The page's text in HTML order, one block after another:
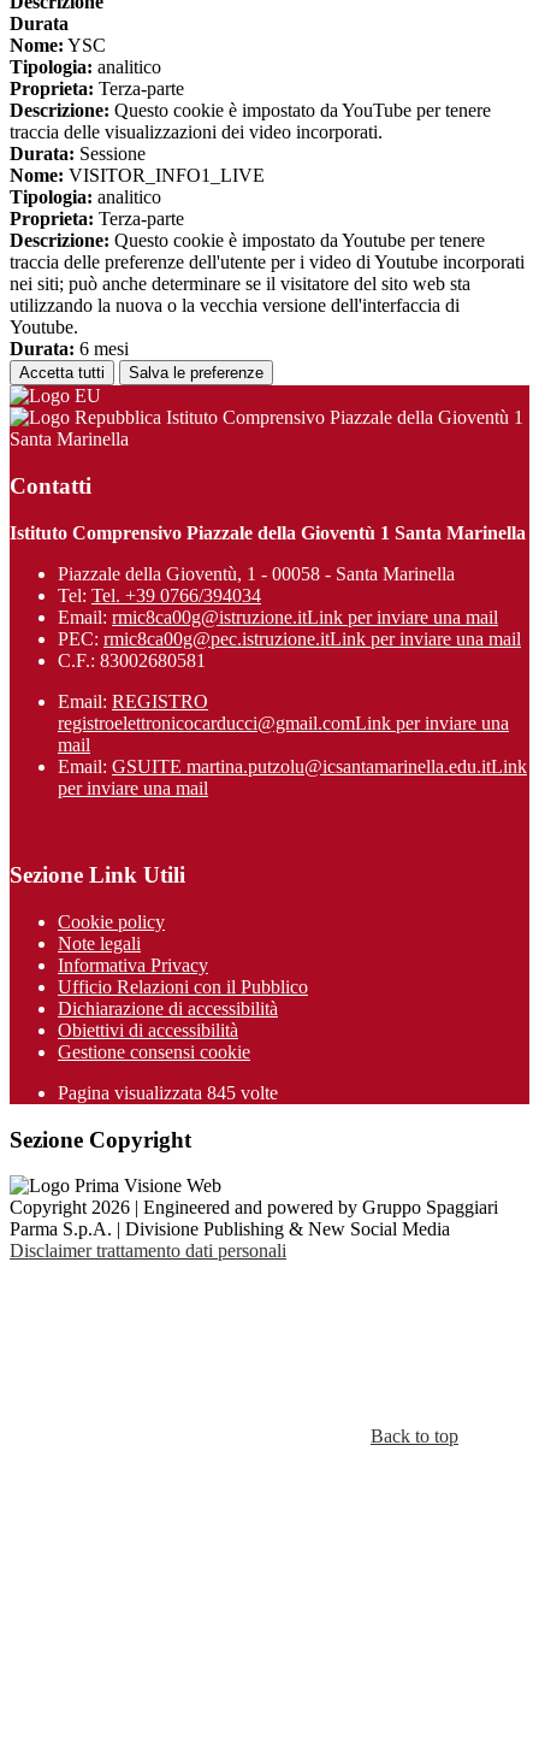
Durata
Nome: YSC
Tipologia: analitico
Proprieta: Terza-parte
Descrizione: Questo cookie è impostato da YouTube per tenere
traccia delle visualizzazioni dei video incorporati.
Durata: Sessione
Nome: VISITOR_INFO1_LIVE
Tipologia: analitico
Proprieta: Terza-parte
Descrizione: Questo cookie è impostato da Youtube per tenere
traccia delle preferenze dell'utente per i video di Youtube incorporati
nei siti; può anche determinare se il visitatore del sito web sta
utilizzando la nuova o la vecchia versione dell'interfaccia di
Youtube.
Durata: 6 mesi
Accetta tutti Salva le preferenze
Istituto Comprensivo Piazzale della Gioventù 1
Santa Marinella
Contatti
Istituto Comprensivo Piazzale della Gioventù 1 Santa Marinella
Piazzale della Gioventù, 1 - 00058 - Santa Marinella
Tel: Tel. +39 0766/394034
Email: rmic8ca00g@istruzione.itLink per inviare una mail
PEC: rmic8ca00g@pec.istruzione.itLink per inviare una mail
C.F.: 83002680581
Email: REGISTRO
registroelettronicocarducci@gmail.comLink per inviare una
mail
Email: GSUITE martina.putzolu@icsantamarinel​la.edu.itLink
per inviare una mail
Sezione Link Utili
Cookie policy
Note legali
Informativa Privacy
Ufficio Relazioni con il Pubblico
Dichiarazione di accessibilità
Obiettivi di accessibilità
Gestione consensi cookie
Pagina visualizzata 845 volte
Sezione Copyright
Copyright 2026 | Engineered and powered by Gruppo Spaggiari
Parma S.p.A. | Divisione Publishing & New Social Media
Disclaimer trattamento dati personali
Back to top